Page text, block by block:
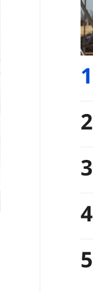
1
2
3
4
5